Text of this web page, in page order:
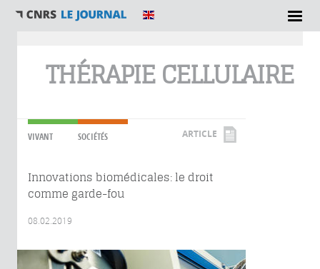
THÉRAPIE CELLULAIRE
VIVANT SOCIÉTÉS ARTICLE
Innovations biomédicales: le droit
comme garde-fou
08.02.2019